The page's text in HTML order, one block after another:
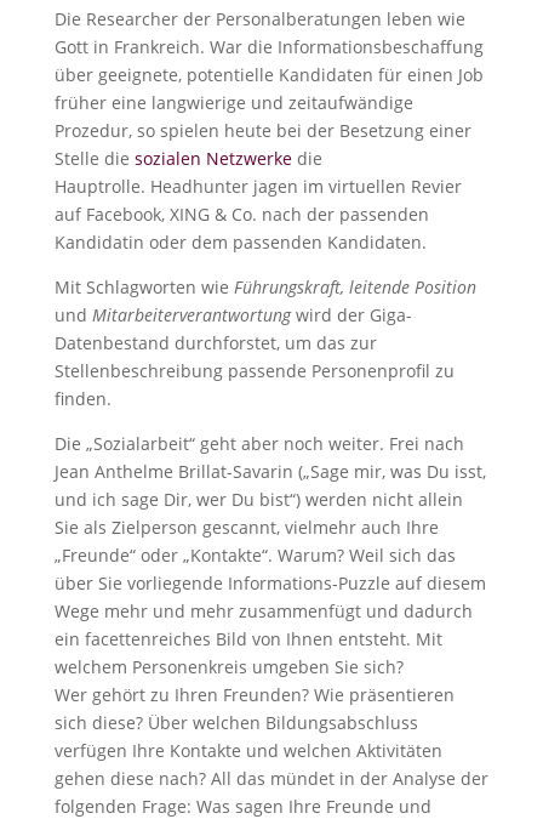
Die Researcher der Personalberatungen leben wie
Gott in Frankreich. War die Informationsbeschaffung
über geeignete, potentielle Kandidaten für einen Job
früher eine langwierige und zeitaufwändige
Prozedur, so spielen heute bei der Besetzung einer
Stelle die sozialen Netzwerke die
Hauptrolle. Headhunter jagen im virtuellen Revier
auf Facebook, XING & Co. nach der passenden
Kandidatin oder dem passenden Kandidaten.
Mit Schlagworten wie Führungskraft, leitende Position
und Mitarbeiterverantwortungwird der Giga-
Datenbestand durchforstet, um das zur
Stellenbeschreibung passende Personenprofil zu
finden.
Die „Sozialarbeit“ geht aber noch weiter. Frei nach
Jean Anthelme Brillat-Savarin („Sage mir, was Du isst,
und ich sage Dir, wer Du bist“) werden nicht allein
Sie als Zielperson gescannt, vielmehr auch Ihre
„Freunde“ oder „Kontakte“. Warum? Weil sich das
über Sie vorliegende Informations-Puzzle auf diesem
Wege mehr und mehr zusammenfügt und dadurch
ein facettenreiches Bild von Ihnen entsteht. Mit
welchem Personenkreis umgeben Sie sich?
Wer gehört zu Ihren Freunden? Wie präsentieren
sich diese? Über welchen Bildungsabschluss
verfügen Ihre Kontakte und welchen Aktivitäten
gehen diese nach? All das mündet in der Analyse der
folgenden Frage: Was sagen Ihre Freunde und